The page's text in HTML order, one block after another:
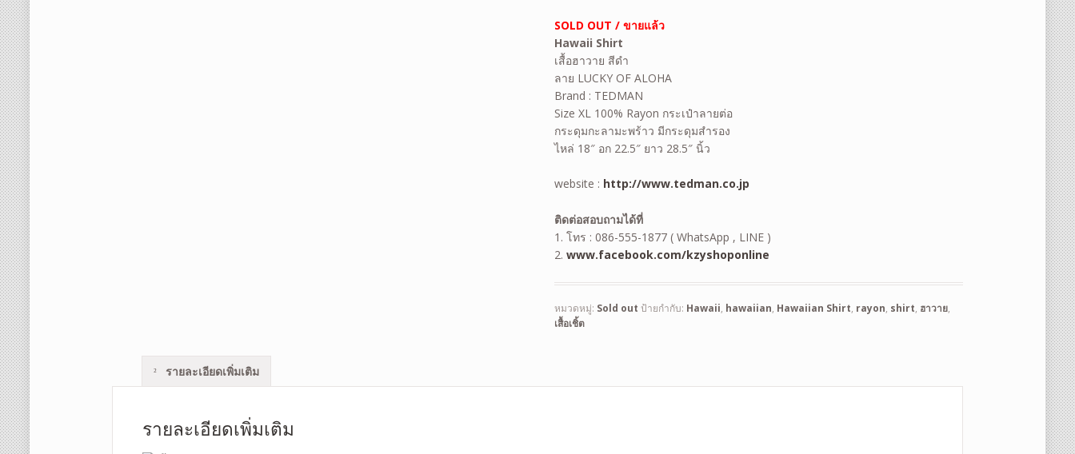
SOLD OUT / ขายแล้ว
Hawaii Shirt
เสื้อฮาวาย สีดำ
ลาย LUCKY OF ALOHA
Brand : TEDMAN
Size XL 100% Rayon กระเป๋าลายต่อ
กระดุมกะลามะพร้าว มีกระดุมสำรอง
ไหล่ 18″ อก 22.5″ ยาว 28.5″ นิ้ว
website : http://www.tedman.co.jp
ติดต่อสอบถามได้ที่
1. โทร : 086-555-1877 ( WhatsApp , LINE )
2.www.facebook.com/kzyshoponline
หมวดหมู่: Sold out ป้ายกำกับ: Hawaii, hawaiian, Hawaiian Shirt, rayon, shirt, ฮาวาย,
เสื้อเชิ้ต
รายละเอียดเพิ่มเติม
รายละเอียดเพิ่มเติม